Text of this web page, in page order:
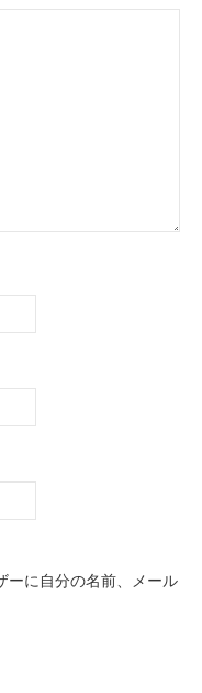
ーに自分の名前、メール